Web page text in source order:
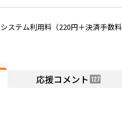
ステム利用料（220円＋決済手数料
応援コメント 127